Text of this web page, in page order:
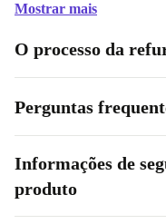
Mostrar mais
O processo da
Perguntas
Informações de
produto